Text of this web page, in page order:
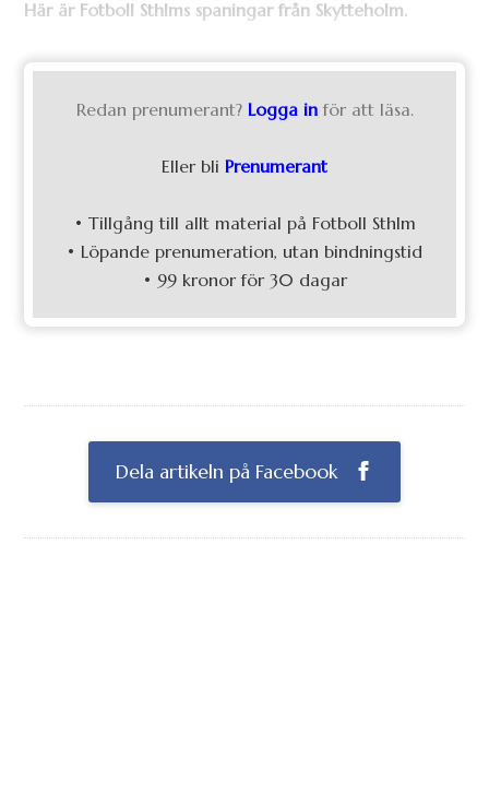
Här är Fotboll Sthlms spaningar från Skytteholm.
Redan prenumerant? Logga in för att läsa.
Eller bli Prenumerant
• Tillgång till allt material på Fotboll Sthlm
• Löpande prenumeration, utan bindningstid
• 99 kronor för 30 dagar
Dela artikeln på Facebook